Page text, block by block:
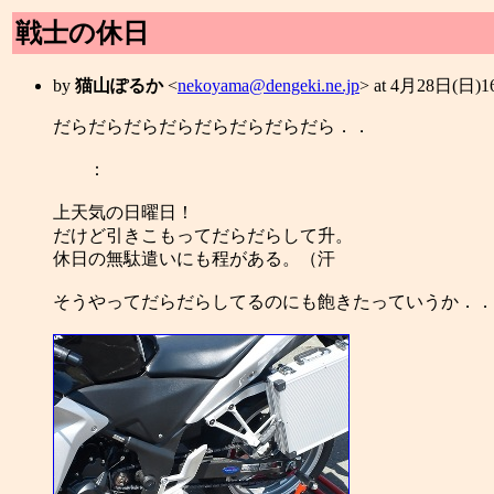
戦士の休日
by 猫山ぽるか<nekoyama@dengeki.ne.jp> at 4月28日(日
だらだらだらだらだらだらだらだら．．
：
上天気の日曜日！
だけど引きこもってだらだらして升。
休日の無駄遣いにも程がある。（汗
そうやってだらだらしてるのにも飽きたっていうか．．